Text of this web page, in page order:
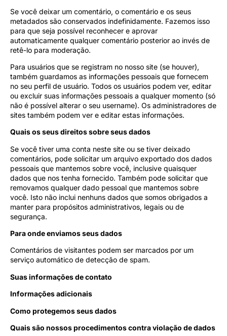
Se você deixar um comentário, o comentário e os seus
metadados são conservados indefinidamente. Fazemos isso
para que seja possível reconhecer e aprovar
automaticamente qualquer comentário posterior ao invés de
retê-lo para moderação.
Para usuários que se registram no nosso site (se houver),
também guardamos as informações pessoais que fornecem
no seu perfil de usuário. Todos os usuários podem ver, editar
ou excluir suas informações pessoais a qualquer momento (só
não é possível alterar o seu username). Os administradores de
sites também podem ver e editar estas informações.
Quais os seus direitos sobre seus dados
Se você tiver uma conta neste site ou se tiver deixado
comentários, pode solicitar um arquivo exportado dos dados
pessoais que mantemos sobre você, inclusive quaisquer
dados que nos tenha fornecido. Também pode solicitar que
removamos qualquer dado pessoal que mantemos sobre
você. Isto não inclui nenhuns dados que somos obrigados a
manter para propósitos administrativos, legais ou de
segurança.
Para onde enviamos seus dados
Comentários de visitantes podem ser marcados por um
serviço automático de detecção de spam.
Suas informações de contato
Informações adicionais
Como protegemos seus dados
Quais são nossos procedimentos contra violação de dados